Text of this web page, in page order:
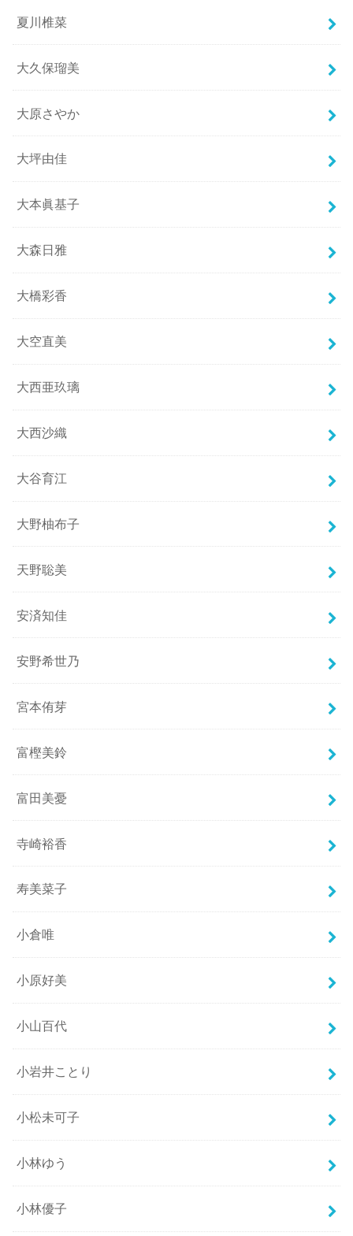
夏川椎菜
大久保瑠美
大原さやか
大坪由佳
大本眞基子
大森日雅
大橋彩香
大空直美
大西亜玖璃
大西沙織
大谷育江
大野柚布子
天野聡美
安済知佳
安野希世乃
宮本侑芽
富樫美鈴
富田美憂
寺崎裕香
寿美菜子
小倉唯
小原好美
小山百代
小岩井ことり
小松未可子
小林ゆう
小林優子